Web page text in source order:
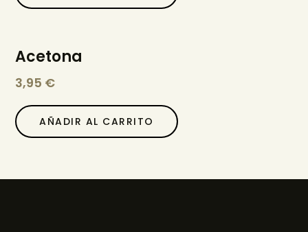
Acetona
3,95 €
AÑADIR AL CARRITO